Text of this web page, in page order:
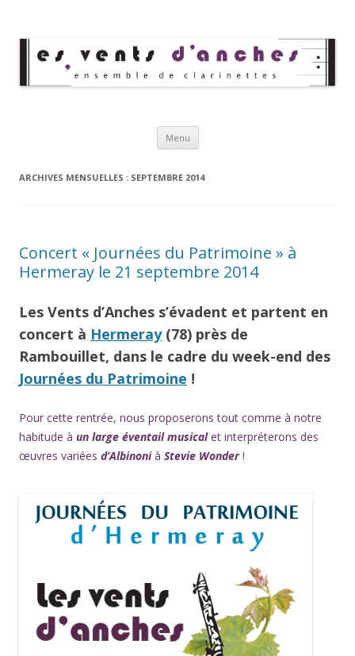
Menu Aller au contenu principal
ARCHIVES MENSUELLES : SEPTEMBRE 2014
Concert « Journées du Patrimoine » à
Hermeray le 21 septembre 2014
Les Vents d’Anches s’évadent et partent en
concert à Hermeray(78) près de
Rambouillet, dans le cadre du week-end des
Journées du Patrimoine !
Pour cette rentrée, nous proposerons tout comme à notre
habitude à un large éventail musicalet interpréterons des
œuvres variées d’Albinonià Stevie Wonder!